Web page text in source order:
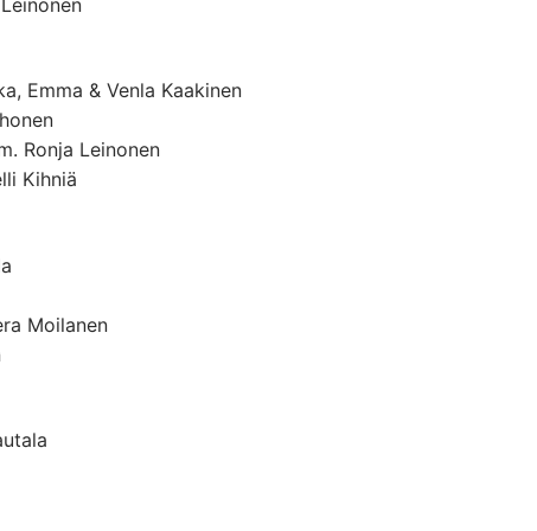
Emma & Venla Kaakinen
Ronja Leinonen
Kihniä
Moilanen